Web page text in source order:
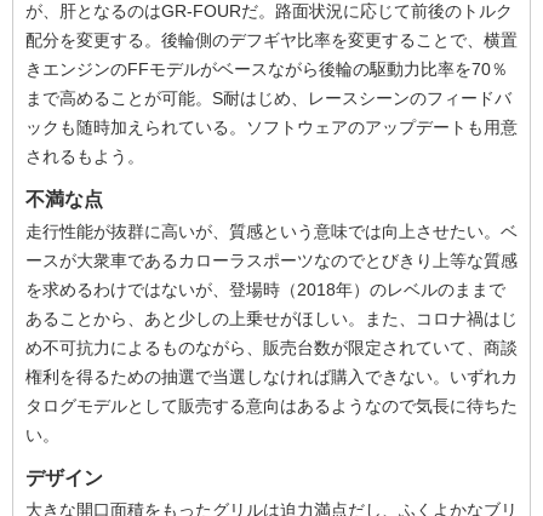
が、肝となるのはGR-FOURだ。路面状況に応じて前後のトルク
配分を変更する。後輪側のデフギヤ比率を変更することで、横置
きエンジンのFFモデルがベースながら後輪の駆動力比率を70％
まで高めることが可能。S耐はじめ、レースシーンのフィードバ
ックも随時加えられている。ソフトウェアのアップデートも用意
されるもよう。
不満な点
走行性能が抜群に高いが、質感という意味では向上させたい。ベ
ースが大衆車であるカローラスポーツなのでとびきり上等な質感
を求めるわけではないが、登場時（2018年）のレベルのままで
あることから、あと少しの上乗せがほしい。また、コロナ禍はじ
め不可抗力によるものながら、販売台数が限定されていて、商談
権利を得るための抽選で当選しなければ購入できない。いずれカ
タログモデルとして販売する意向はあるようなので気長に待ちた
い。
デザイン
大きな開口面積をもったグリルは迫力満点だし、ふくよかなブリ